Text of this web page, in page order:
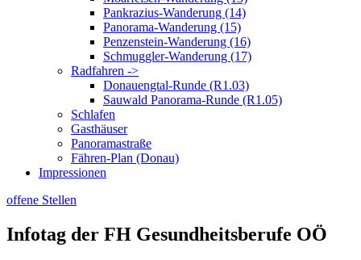
Pankrazius-Wanderung (14)
Panorama-Wanderung (15)
Penzenstein-Wanderung (16)
Schmuggler-Wanderung (17)
Radfahren ->
Donauengtal-Runde (R1.03)
Sauwald Panorama-Runde (R1.05)
Schlafen
Gasthäuser
Panoramastraße
Fähren-Plan (Donau)
Impressionen
offene Stellen
Infotag der FH Gesundheitsberufe OÖ